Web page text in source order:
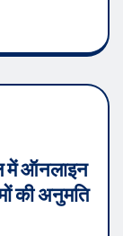
में ऑनलाइन
की अनुमति